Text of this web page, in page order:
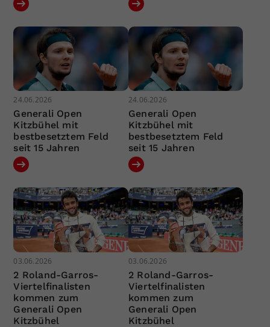
24.06.2026
Generali Open
Kitzbühel mit
bestbesetztem Feld
seit 15 Jahren
24.06.2026
Generali Open
Kitzbühel mit
bestbesetztem Feld
seit 15 Jahren
03.06.2026
2 Roland-Garros-
Viertelfinalisten
kommen zum
Generali Open
Kitzbühel
03.06.2026
2 Roland-Garros-
Viertelfinalisten
kommen zum
Generali Open
Kitzbühel